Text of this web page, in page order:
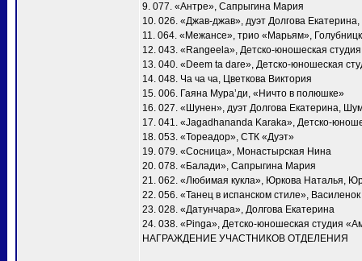
9. 077. «Антре», Сапрыгина Мария
10. 026. «Джав-джав», дуэт Долгова
11. 064. «Межансе», трио «Марьям»,
12. 043. «Rangeela», Детско-юношеская
13. 040. «Deem ta dare», Детско-юношеская
14. 048. Ча ча ча, Цветкова Виктория
15. 006. Гаяна Мура’ди, «Ничто в полюшке»
16. 027. «Шунен», дуэт Долгова Екатерина,
17. 041. «Jagadhananda Karaka», Детско-
18. 053. «Тореадор», СТК «Дуэт»
19. 079. «Сосница», Монастырская Нина
20. 078. «Балади», Сапрыгина Мария
21. 062. «Любимая кукла», Юркова Наталья,
22. 056. «Танец в испанском стиле»,
23. 028. «Датунчара», Долгова Екатерина
24. 038. «Pinga», Детско-юношеская студия
НАГРАЖДЕНИЕ УЧАСТНИКОВ ОТДЕЛЕНИЯ